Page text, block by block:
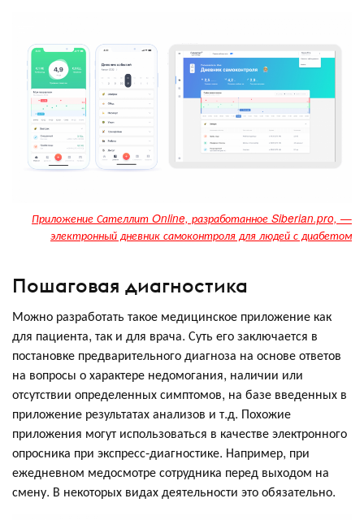
Приложение Сателлит Online, разработанное Siberian.pro, —
электронный дневник самоконтроля для людей с диабетом
Пошаговая диагностика
Можно разработать такое медицинское приложение как
для пациента, так и для врача. Суть его заключается в
постановке предварительного диагноза на основе ответов
на вопросы о характере недомогания, наличии или
отсутствии определенных симптомов, на базе введенных в
приложение результатах анализов и т.д. Похожие
приложения могут использоваться в качестве электронного
опросника при экспресс-диагностике. Например, при
ежедневном медосмотре сотрудника перед выходом на
смену. В некоторых видах деятельности это обязательно.